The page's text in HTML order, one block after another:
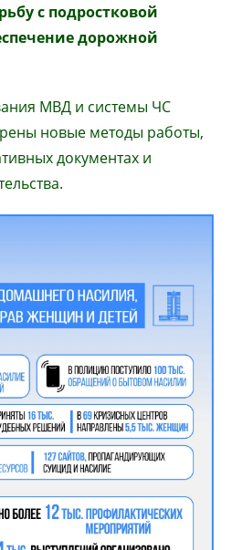
с подростковой
дорожной
МВД и системы ЧС
новые методы работы,
документах и